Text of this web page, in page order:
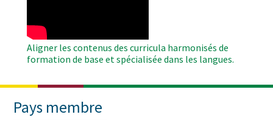
Aligner les contenus des curricula harmonisés de
formation de base et spécialisée dans les langues.
Pays membre